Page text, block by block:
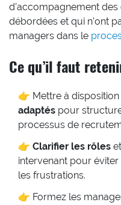
d’accompagnement
débordées et qui n’ont
managers dans le
Ce qu’il faut
👉 Mettre à disposition
adaptés pour
processus de
👉 Clarifier les rôles
intervenant pour
les frustrations.
👉 Formez les